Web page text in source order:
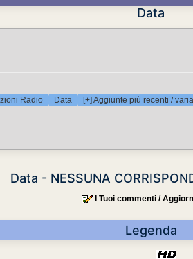
Data
Radio Data [+] Aggiunte più recenti /
Data - NESSUNA
I Tuoi commenti /
Legenda